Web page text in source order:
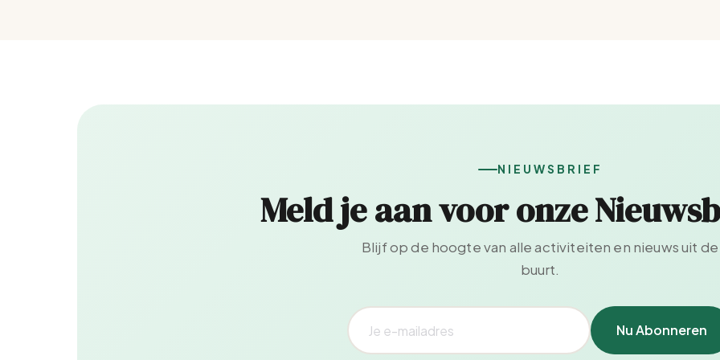
NIEUWSBRIEF
Meld je aan voor onze
Blijf op de hoogte van alle activiteiten en nieuws uit de
buurt.
Nu Abonneren